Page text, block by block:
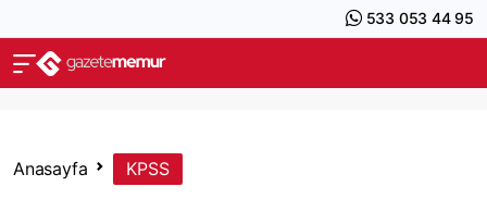
533 053 44 95
Anasayfa KPSS